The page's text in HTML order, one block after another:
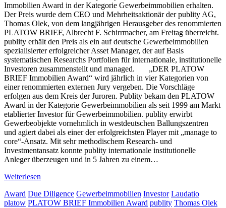
Immobilien Award in der Kategorie Gewerbeimmobilien erhalten.
Der Preis wurde dem CEO und Mehrheitsaktionär der publity AG,
Thomas Olek, von dem langjährigen Herausgeber des renommierten
PLATOW BRIEF, Albrecht F. Schirrmacher, am Freitag überreicht.
publity erhält den Preis als ein auf deutsche Gewerbeimmobilien
spezialisierter erfolgreicher Asset Manager, der auf Basis
systematischen Researchs Portfolien für internationale, institutionelle
Investoren zusammenstellt und managed. „DER PLATOW
BRIEF Immobilien Award“ wird jährlich in vier Kategorien von
einer renommierten externen Jury vergeben. Die Vorschläge
erfolgen aus dem Kreis der Juroren. Publity bekam den PLATOW
Award in der Kategorie Gewerbeimmobilien als seit 1999 am Markt
etablierter Investor für Gewerbeimmobilien. publity erwirbt
Gewerbeobjekte vornehmlich in westdeutschen Ballungszentren
und agiert dabei als einer der erfolgreichsten Player mit „manage to
core“-Ansatz. Mit sehr methodischem Research- und
Investmentansatz konnte publity internationale institutionelle
Anleger überzeugen und in 5 Jahren zu einem…
Weiterlesen
Award Due Diligence Gewerbeimmobilien Investor Laudatio
platow PLATOW BRIEF Immobilien Award publity Thomas Olek